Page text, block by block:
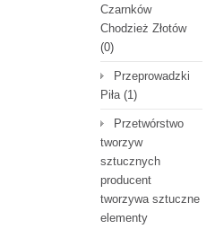
Czarnków
Chodzież Złotów
(0)
Przeprowadzki
Piła(1)
Przetwórstwo
tworzyw
sztucznych
producent
tworzywa sztuczne
elementy